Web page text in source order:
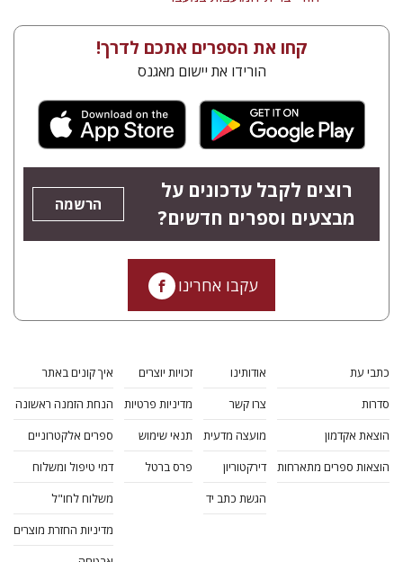
קחו את הספרים אתכם לדרך!
הורידו את יישום מאגנס
רוצים לקבל עדכונים על
מבצעים וספרים חדשים?
הרשמה
עקבו אחרינו
כתבי עת
סדרות
הוצאת אקדמון
הוצאות ספרים מתארחות
אודותינו
צרו קשר
מועצה מדעית
דירקטוריון
הגשת כתב יד
זכויות יוצרים
מדיניות פרטיות
תנאי שימוש
פרס ברטל
איך קונים באתר
הנחת הזמנה ראשונה
ספרים אלקטרוניים
דמי טיפול ומשלוח
משלוח לחו"ל
מדיניות החזרת מוצרים